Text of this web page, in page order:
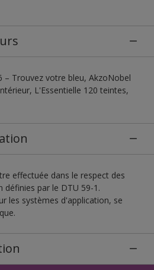
– Trouvez votre bleu, AkzoNobel
L'Essentielle 120 teintes,
effectuée dans le respect des
par le DTU 59-1.
les systèmes d'application, se